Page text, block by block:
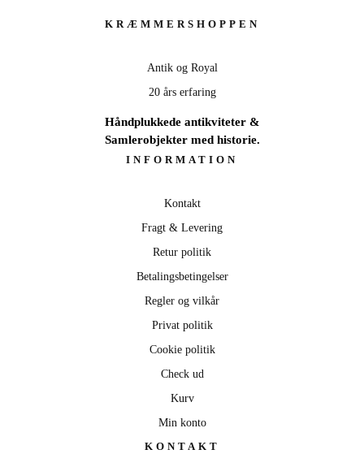
SE UDVALG
KRÆMMERSHOPPEN
Antik og Royal
20 års erfaring
Håndplukkede antikviteter &
Samlerobjekter med historie.
INFORMATION
Kontakt
Fragt & Levering
Retur politik
Betalingsbetingelser
Regler og vilkår
Privat politik
Cookie politik
Check ud
Kurv
Min konto
KONTAKT